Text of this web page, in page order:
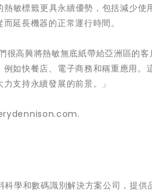
敏標籤更具永續優勢，包括減少使
延長機器的正常運行時間。
高興將熱敏無底紙帶給亞洲區的客
如快餐店、電子商務和稱重應用。
支持永續發展的前景。」
科學和數碼識別解決方案公司，提供